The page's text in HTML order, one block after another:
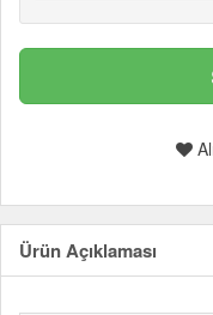
Ürün Açıklaması